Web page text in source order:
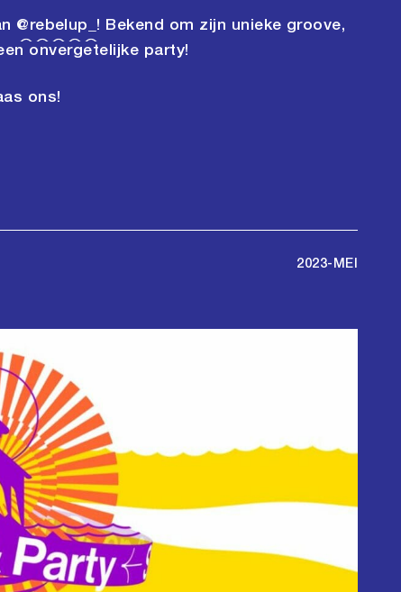
@rebelup_! Bekend om zijn unieke groove,
onvergetelijke party!
ons!
2023-MEI